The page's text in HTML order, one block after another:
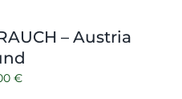
– Austria
€